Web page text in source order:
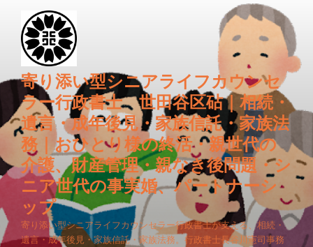
キ
プ
寄り添い型シニアライフカウンセ
ラー行政書士 世田谷区砧｜相続・
遺言・成年後見・家族信託・家族法
務｜おひとり様の終活・親世代の
介護、財産管理・親なき後問題・シ
ニア世代の事実婚、パートナーシ
ップ
寄り添い型シニアライフカウンセラー行政書士が支える、相続・
遺言・成年後見・家族信託・家族法務。行政書士長谷川憲司事務